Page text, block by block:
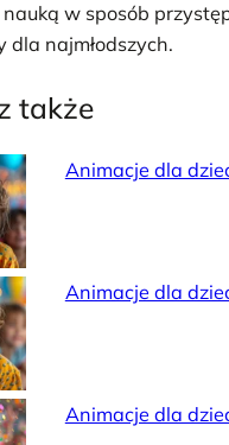
w sposób
dla najmłodszych.
także
Animacje dla
Animacje dla
Animacje dla